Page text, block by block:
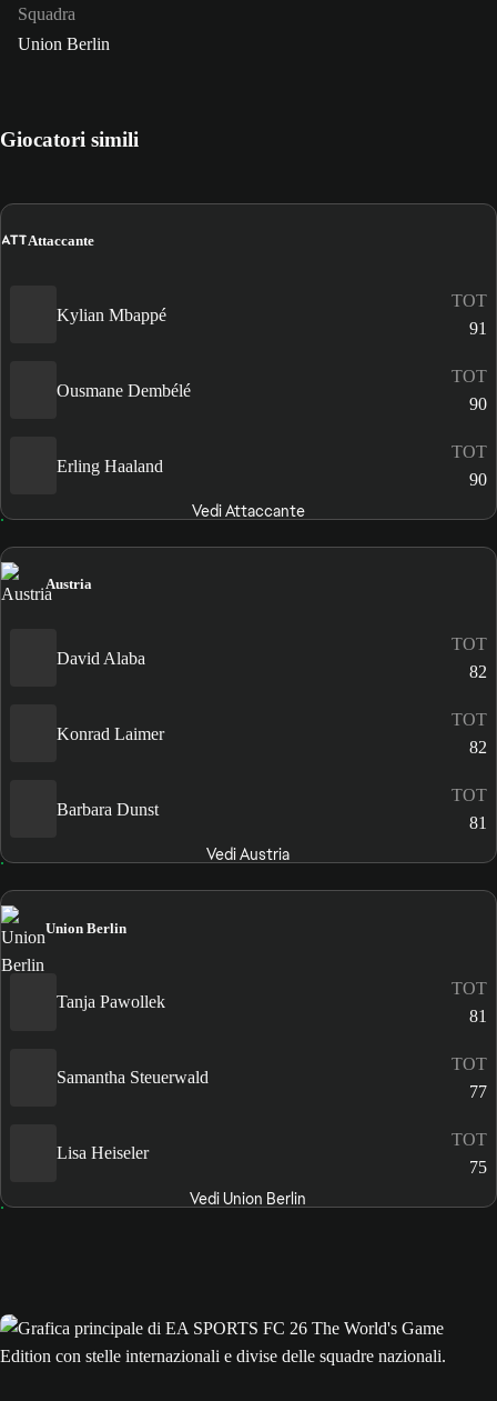
Squadra
Union Berlin
Giocatori simili
ATTAttaccante
Kylian Mbappé
TOT
91
Ousmane Dembélé
TOT
90
Erling Haaland
TOT
90
Vedi Attaccante
Austria
David Alaba
TOT
82
Konrad Laimer
TOT
82
Barbara Dunst
TOT
81
Vedi Austria
Union Berlin
Tanja Pawollek
TOT
81
Samantha Steuerwald
TOT
77
Lisa Heiseler
TOT
75
Vedi Union Berlin